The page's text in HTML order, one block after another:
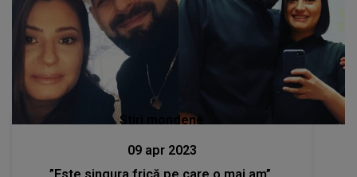
Stiri mondene
09 apr 2023
”Este singura frică pe care o mai am”.